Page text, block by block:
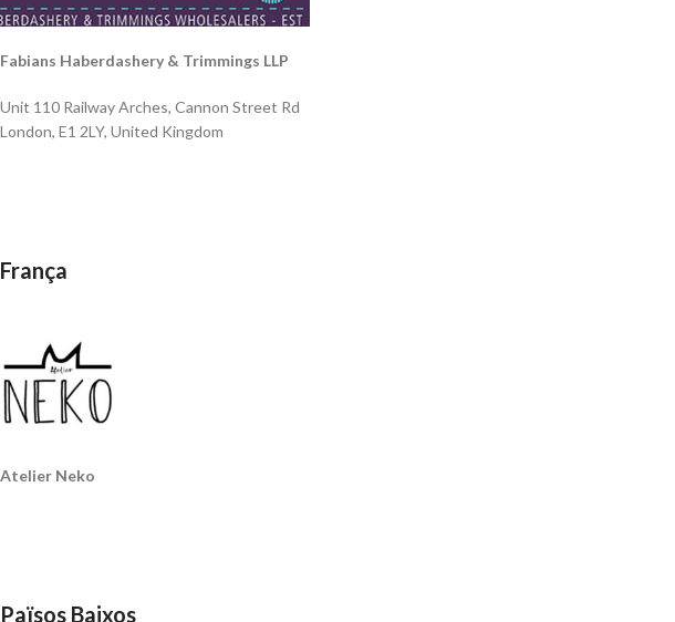
Fabians Haberdashery & Trimmings LLP
Unit 110 Railway Arches, Cannon Street Rd
London, E1 2LY, United Kingdom
França
Atelier Neko
Països Baixos